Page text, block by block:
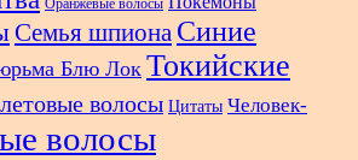
Оранжевые волосы
Семья шпиона Синие
Блю Лок Токийские
волосы Цитаты Человек-
волосы